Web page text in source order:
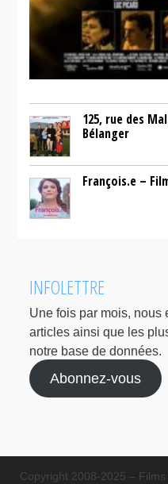
125, rue des
Bélanger
François.e –
INFOLETTRE
Une fois par mois, nous
articles ainsi que les
notre base de données.
Abonnez-vous
Copyright 2008-2025 –